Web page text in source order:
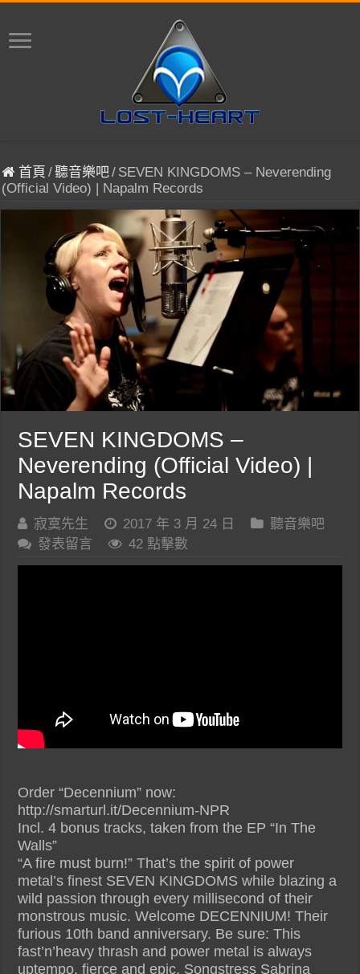
首頁 /聽音樂吧/ SEVEN KINGDOMS – Neverending
(Official Video) | Napalm Records
SEVEN KINGDOMS –
Neverending (Official Video) |
Napalm Records
寂寞先生 2017 年 3 月 24 日
聽音樂吧
發表留言
42 點擊數
Order “Decennium” now:
http://smarturl.it/Decennium-NPR
Incl. 4 bonus tracks, taken from the EP “In The
Walls”
“A fire must burn!” That’s the spirit of power
metal’s finest SEVEN KINGDOMS while blazing a
wild passion through every millisecond of their
monstrous music. Welcome DECENNIUM! Their
furious 10th band anniversary. Be sure: This
fast’n’heavy thrash and power metal is always
uptempo, fierce and epic. Songstress Sabrina